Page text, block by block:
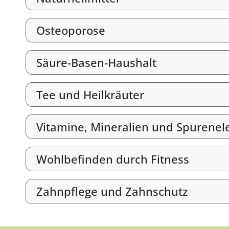
Osteoporose
Säure-Basen-Haushalt
Tee und Heilkräuter
Vitamine, Mineralien und
Wohlbefinden durch Fitness
Zahnpflege und Zahnschutz